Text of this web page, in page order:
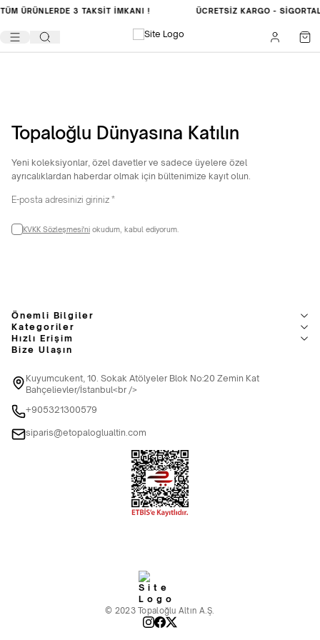
TÜM ÜRÜNLERDE3 TAKSİT İMKANI ! ÜCRETSIZ KARGO -
Topaloğlu Dünyasına Katılın
Yeni koleksiyonlar, özel davetler ve sadece üyelere özel
ayrıcalıklardan haberdar olmak için bültenimize kayıt olun.
KVKK Sözleşmesi'ni okudum, kabul ediyorum.
Önemli Bilgiler
Kategoriler
Hızlı Erişim
Bize Ulaşın
Kuyumcukent, 10. Sokak Atölyeler Blok No:20 Zemin Kat
Bahçelievler/İstanbul<br />
+905321300579
siparis@etopaloglualtin.com
© 2023 Topaloğlu Altın A.Ş.